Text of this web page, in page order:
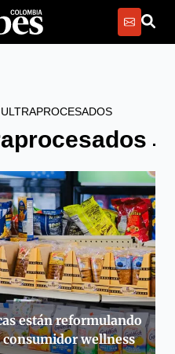
están reformulando
consumidor wellness